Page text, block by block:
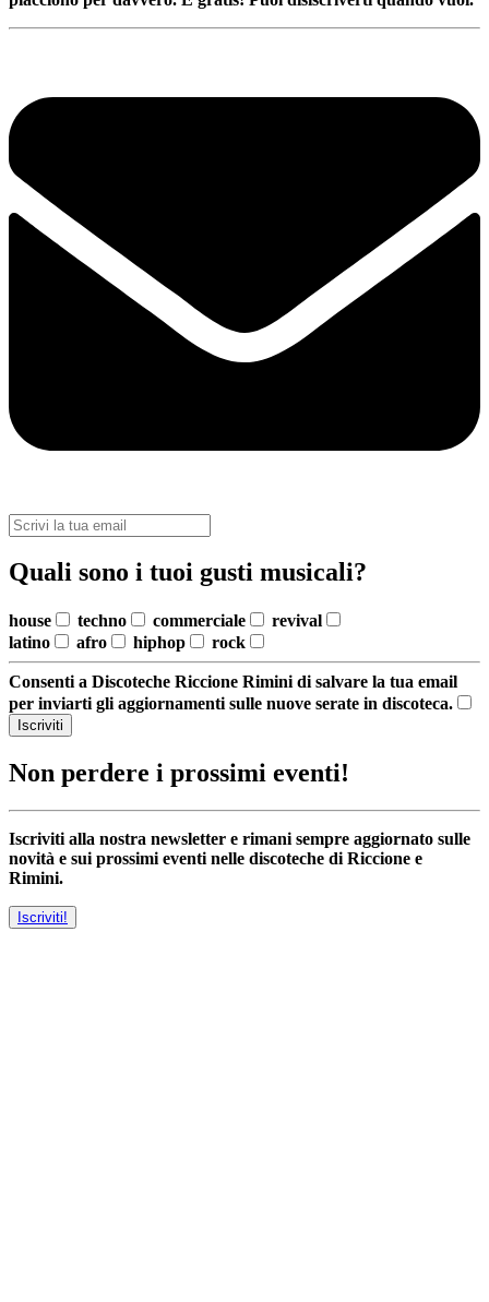
Quali sono i tuoi gusti musicali?
house techno commerciale
revival
latino
afro hiphop rock
Consenti a Discoteche Riccione Rimini di salvare la tua email
per inviarti gli aggiornamenti sulle nuove serate in discoteca.
Iscriviti
Non perdere i prossimi eventi!
Iscriviti alla nostra newsletter e rimani sempre aggiornato sulle
novità e sui prossimi eventi nelle discoteche di Riccione e
Rimini.
Iscriviti!